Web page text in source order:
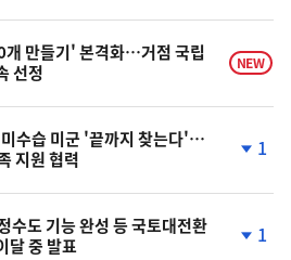
일
개 만들기' 본격화…거점 국립
선정
NEW
수습 미군 '끝까지 찾는다'…
지원 협력
하
1
수도 기능 완성 등 국토대전환
달 중 발표
1